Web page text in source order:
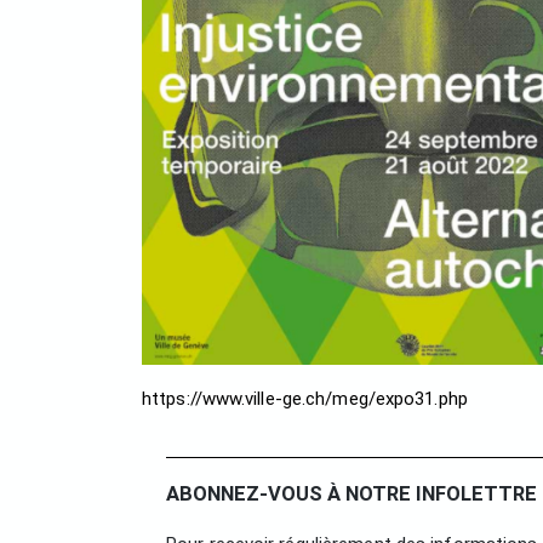
https://www.ville-ge.ch/meg/expo31.php
ABONNEZ-VOUS À NOTRE INFOLETTRE